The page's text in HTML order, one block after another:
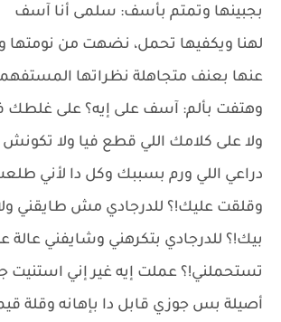
بجبينها وتمتم بأسف: سلمى أنا آسف
لهنا ويكفيها تحمل، نضهت من نومتها
عنها بعنف متجاهلة نظراتها
وهتفت بألم: آسف على إيه؟ على غلطك
ولا على كلامك اللي قطع فيا ولا
دراعي اللي ورم بسببك وكل دا لأني
وقلقت عليك!؟ للدرجادي مش طايقني
بيك!؟ للدرجادي بتكرهني وشايفني
تستحملني!؟ عملت إيه غير إني
أصيلة بس جوزي قابل دا بإهانه وقلة